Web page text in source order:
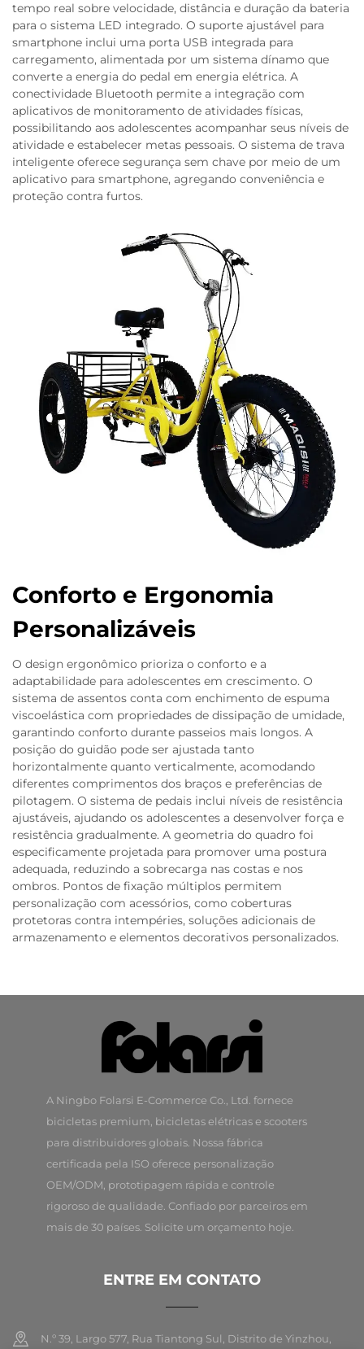
tempo real sobre velocidade, distância e duração da bateria
para o sistema LED integrado. O suporte ajustável para
smartphone inclui uma porta USB integrada para
carregamento, alimentada por um sistema dínamo que
converte a energia do pedal em energia elétrica. A
conectividade Bluetooth permite a integração com
aplicativos de monitoramento de atividades físicas,
possibilitando aos adolescentes acompanhar seus níveis de
atividade e estabelecer metas pessoais. O sistema de trava
inteligente oferece segurança sem chave por meio de um
aplicativo para smartphone, agregando conveniência e
proteção contra furtos.
Conforto e Ergonomia
Personalizáveis
O design ergonômico prioriza o conforto e a
adaptabilidade para adolescentes em crescimento. O
sistema de assentos conta com enchimento de espuma
viscoelástica com propriedades de dissipação de umidade,
garantindo conforto durante passeios mais longos. A
posição do guidão pode ser ajustada tanto
horizontalmente quanto verticalmente, acomodando
diferentes comprimentos dos braços e preferências de
pilotagem. O sistema de pedais inclui níveis de resistência
ajustáveis, ajudando os adolescentes a desenvolver força e
resistência gradualmente. A geometria do quadro foi
especificamente projetada para promover uma postura
adequada, reduzindo a sobrecarga nas costas e nos
ombros. Pontos de fixação múltiplos permitem
personalização com acessórios, como coberturas
protetoras contra intempéries, soluções adicionais de
armazenamento e elementos decorativos personalizados.
A Ningbo Folarsi E-Commerce Co., Ltd. fornece
bicicletas premium, bicicletas elétricas e scooters
para distribuidores globais. Nossa fábrica
certificada pela ISO oferece personalização
OEM/ODM, prototipagem rápida e controle
rigoroso de qualidade. Confiado por parceiros em
mais de 30 países. Solicite um orçamento hoje.
ENTRE EM CONTATO
N.º 39, Largo 577, Rua Tiantong Sul, Distrito de Yinzhou,